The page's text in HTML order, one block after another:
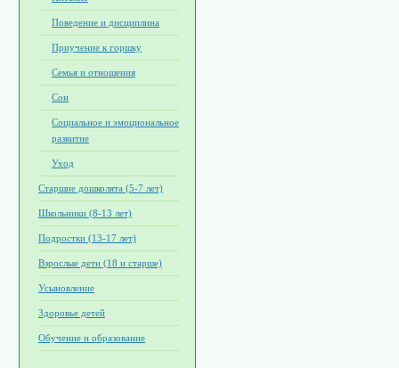
Поведение и дисциплина
Приучение к горшку
Семья и отношения
Сон
Социальное и эмоциональное
развитие
Уход
Старшие дошколята (5-7 лет)
Школьники (8-13 лет)
Подростки (13-17 лет)
Взрослые дети (18 и старше)
Усыновление
Здоровье детей
Обучение и образование